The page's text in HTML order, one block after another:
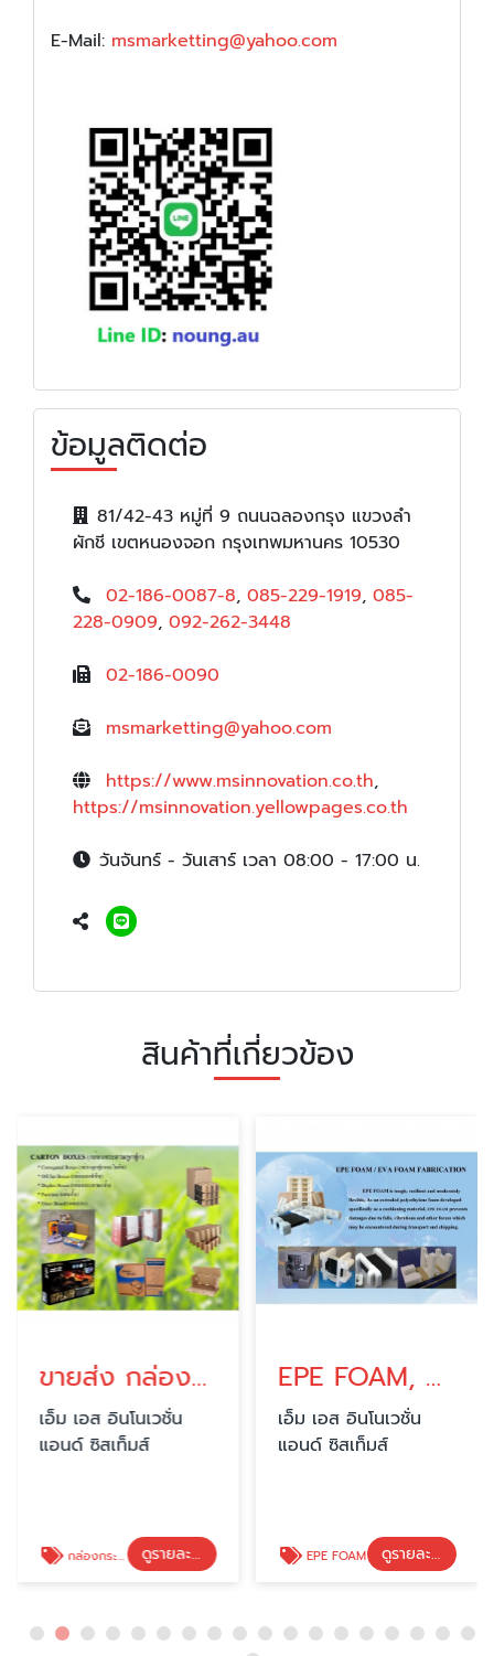
E-Mail: msmarketting@yahoo.com
ข้อมูลติดต่อ
81/42-43 หมู่ที่ 9 ถนนฉลองกรุง แขวงลำ
ผักชี เขตหนองจอก กรุงเทพมหานคร 10530
02-186-0087-8, 085-229-1919, 085-
228-0909, 092-262-3448
02-186-0090
msmarketting@yahoo.com
https://www.msinnovation.co.th,
https://msinnovation.yellowpages.co.th
วันจันทร์ - วันเสาร์ เวลา 08:00 - 17:00 น.
สินค้าที่เกี่ยวข้อง
ขายส่ง กล่องกระดาษลูกฟูก
เอ็ม เอส อินโนเวชั่น
แอนด์ ซิสเท็มส์
กล่องกระดาษลูกฟูก ดูรายละเอียด
EPE FOAM, EVA FOAM FABRICATION
เอ็ม เอส อินโนเวชั่น
แอนด์ ซิสเท็มส์
EPE FOAM ดูรายละเอียด